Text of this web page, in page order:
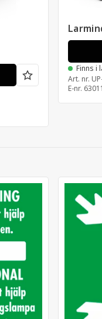
Finns i
Art. nr.
E-nr.